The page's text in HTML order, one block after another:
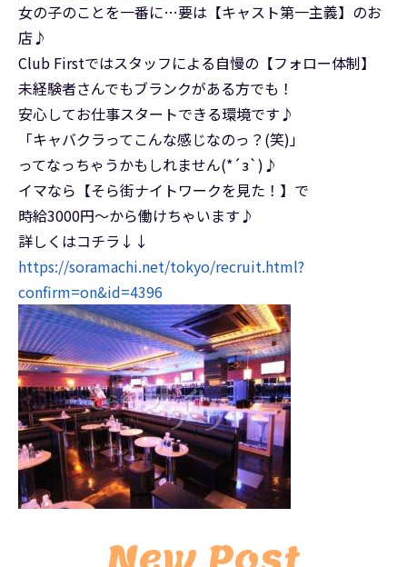
女の子のことを一番に…要は【キャスト第一主義】のお
店♪
Club Firstではスタッフによる自慢の【フォロー体制】
未経験者さんでもブランクがある方でも！
安心してお仕事スタートできる環境です♪
「キャバクラってこんな感じなのっ？(笑)」
ってなっちゃうかもしれません(*´з`)♪
イマなら【そら街ナイトワークを見た！】で
時給3000円～から働けちゃいます♪
詳しくはコチラ↓↓
https://soramachi.net/tokyo/recruit.html?
confirm=on&id=4396